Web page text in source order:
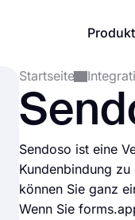
Startseite
Sendoso ist eine
Kundenbindung
können Sie ganz
Wenn Sie